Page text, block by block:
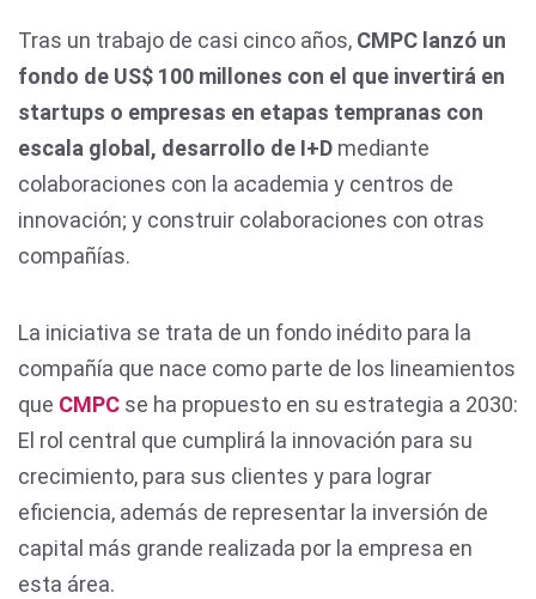
Tras un trabajo de casi cinco años, CMPC lanzó un
fondo de US$ 100 millones con el que invertirá en
startups o empresas en etapas tempranas con
escala global, desarrollo de I+D mediante
colaboraciones con la academia y centros de
innovación; y construir colaboraciones con otras
compañías.
La iniciativa se trata de un fondo inédito para la
compañía que nace como parte de los lineamientos
que CMPC se ha propuesto en su estrategia a 2030:
El rol central que cumplirá la innovación para su
crecimiento, para sus clientes y para lograr
eficiencia, además de representar la inversión de
capital más grande realizada por la empresa en
esta área.